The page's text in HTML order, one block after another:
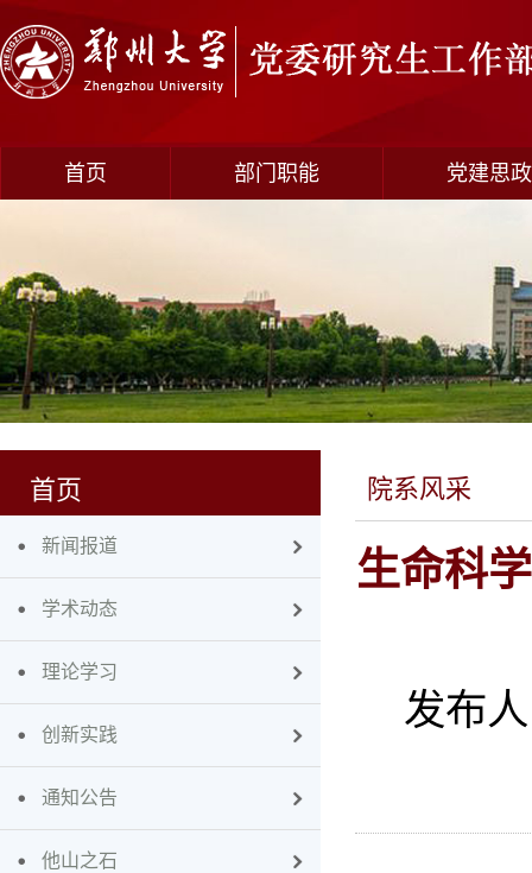
首页 部门职能 党建思政
首页
新闻报道
学术动态
理论学习
创新实践
通知公告
他山之石
院系风采
生命科
发布